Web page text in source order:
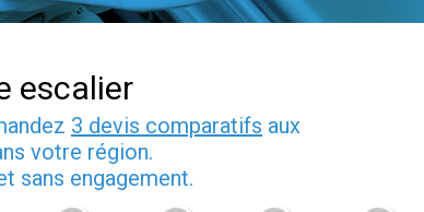
escalier
3 devis comparatifs aux
votre région.
sans engagement.